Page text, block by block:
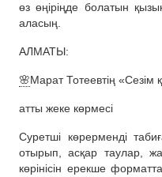
өз өңіріңде болатын
аласың.
АЛМАТЫ:
🌸Марат Тотеевтің «Сезім
атты жеке көрмесі
Суретші көрерменді
отырып, асқар таулар,
көрінісін ерекше